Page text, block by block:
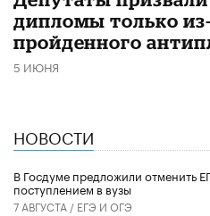
дипломы только
пройденного
5 ИЮНЯ
НОВОСТИ
В Госдуме предложили отменить
поступлением в вузы
7 АВГУСТА / ЕГЭ И ОГЭ